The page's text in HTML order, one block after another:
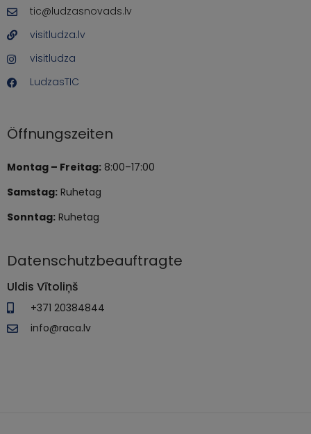
tic@ludzasnovads.lv
visitludza.lv
visitludza
LudzasTIC
Öffnungszeiten
Montag – Freitag: 8:00–17:00
Samstag: Ruhetag
Sonntag: Ruhetag
Datenschutzbeauftragte
Uldis Vītoliņš
+371 20384844
info@raca.lv